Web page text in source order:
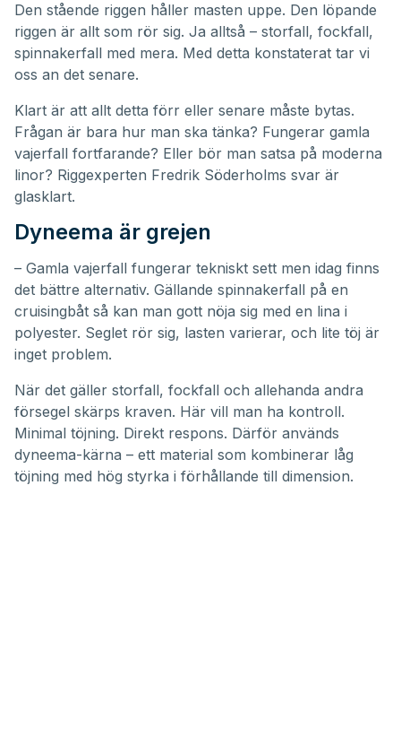
Den stående riggen håller masten uppe. Den löpande
riggen är allt som rör sig. Ja alltså – storfall, fockfall,
spinnakerfall med mera. Med detta konstaterat tar vi
oss an det senare.
Klart är att allt detta förr eller senare måste bytas.
Frågan är bara hur man ska tänka? Fungerar gamla
vajerfall fortfarande? Eller bör man satsa på moderna
linor? Riggexperten Fredrik Söderholms svar är
glasklart.
Dyneema är grejen
– Gamla vajerfall fungerar tekniskt sett men idag finns
det bättre alternativ. Gällande spinnakerfall på en
cruisingbåt så kan man gott nöja sig med en lina i
polyester. Seglet rör sig, lasten varierar, och lite töj är
inget problem.
När det gäller storfall, fockfall och allehanda andra
försegel skärps kraven. Här vill man ha kontroll.
Minimal töjning. Direkt respons. Därför används
dyneema-kärna – ett material som kombinerar låg
töjning med hög styrka i förhållande till dimension.